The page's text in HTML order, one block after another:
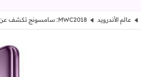
عالم الأندرويد MWC2018: سامسونج تكشف عن هاتفيها جالكسي إس 9 و إس 9 بلس Galaxy S9, S9 Plus